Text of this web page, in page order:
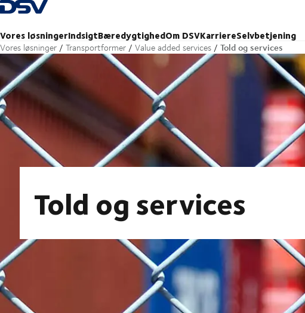
Tilbage til forsiden
Vores løsningerIndsigtBæredygtighedOm DSVKarriereSelvbetjening
Vores løsninger Transportformer Value added services Told og services
Told og services